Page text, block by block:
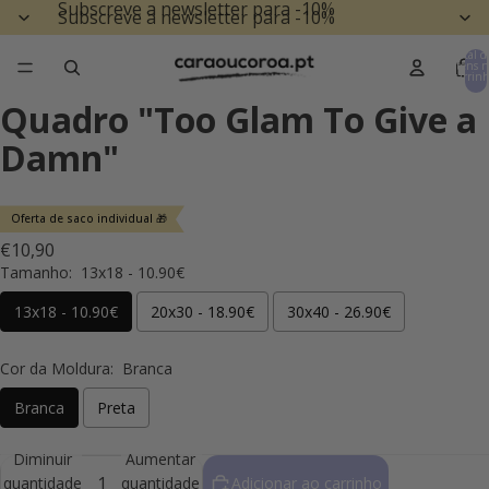
Subscreve a newsletter para -10%
Subscreve a newsletter para -10%
Total
itens
Quadro "Too Glam To Give a
Damn"
Oferta de saco individual 🎁
€10,90
Tamanho: 13x18 - 10.90€
13x18 - 10.90€
20x30 - 18.90€ 30x40 - 26.90€
Cor da Moldura: Branca
Branca
Preta
Diminuir
quantidade
Aumentar
quantidade
Adicionar ao carrinho